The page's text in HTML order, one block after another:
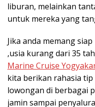
liburan, melainkan
untuk mereka yang
Jika anda memang
,usia kurang dari 35
Marine Cruise
kita berikan rahasia
lowongan di berbagai
jamin sampai